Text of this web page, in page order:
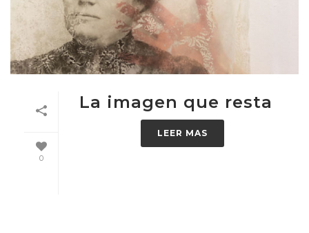
0
La imagen que resta
LEER MAS